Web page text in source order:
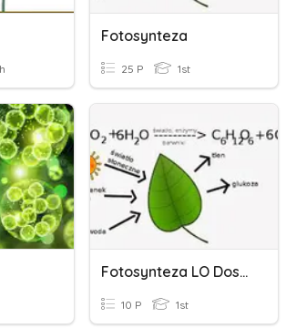
Fotosynteza
25 P 1st
Fotosynteza LO Dostosowanie (czas)
10 P 1st